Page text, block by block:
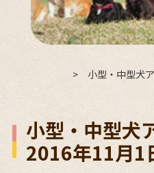
小型・中型犬
小型・中型犬
2016年11月1